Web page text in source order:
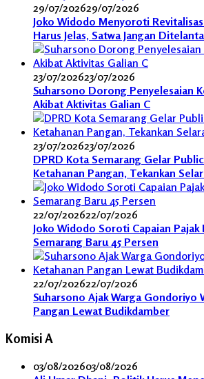
29/07/202629/07/2026
Joko Widodo Menyoroti
Harus Jelas, Satwa Jangan
23/07/202623/07/2026
Suharsono Dorong Penyelesaian
Akibat Aktivitas Galian C
23/07/202623/07/2026
DPRD Kota Semarang Gelar
Ketahanan Pangan, Tekankan
22/07/202622/07/2026
Joko Widodo Soroti Capaian Pajak
Semarang Baru 45 Persen
22/07/202622/07/2026
Suharsono Ajak Warga Gondoriyo
Pangan Lewat Budikdamber
Komisi A
03/08/202603/08/2026